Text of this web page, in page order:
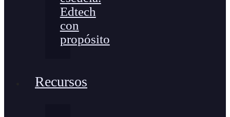
Edtech
con
propósito
Recursos